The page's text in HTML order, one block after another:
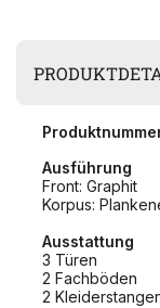
Ausführung
Front: Graphit
Korpus:
Ausstattung
3 Türen
2 Fachböden
2